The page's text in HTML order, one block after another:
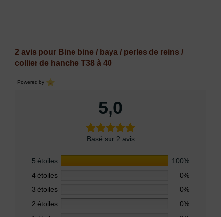
2 avis pour Bine bine / baya / perles de reins /
collier de hanche T38 à 40
Powered by
5,0
Basé sur 2 avis
5 étoiles
100%
4 étoiles
0%
3 étoiles
0%
2 étoiles
0%